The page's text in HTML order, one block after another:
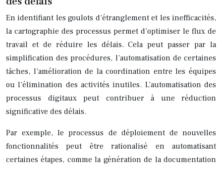
En identifiant les goulots d’étranglement et les inefficacités,
la cartographie des processus permet d’optimiser le flux de
travail et de réduire les délais. Cela peut passer par la
simplification des procédures, l’automatisation de certaines
tâches, l’amélioration de la coordination entre les équipes
ou l’élimination des activités inutiles. L’automatisation des
processus digitaux peut contribuer à une réduction
significative des délais.
Par exemple, le processus de déploiement de nouvelles
fonctionnalités peut être rationalisé en automatisant
certaines étapes, comme la génération de la documentation